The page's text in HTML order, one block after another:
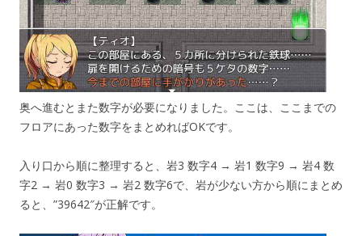
奥へ進むとまた数字が必要になりました。ここは、ここまでの
フロアにあった数字をまとめればOKです。
入り口から順に整理すると、岩3 数字4 → 岩1 数字9 → 岩4 数
字2 → 岩0 数字3 → 岩2 数字6で、岩が少ない方から順にまとめ
ると、”39642″が正解です。